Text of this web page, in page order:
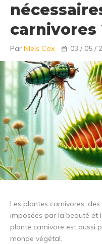
carnivores
Par NIels Cox 03 / 05 /
Les plantes carnivores,
imposées par la beauté et
plante carnivore est aussi
monde végétal.